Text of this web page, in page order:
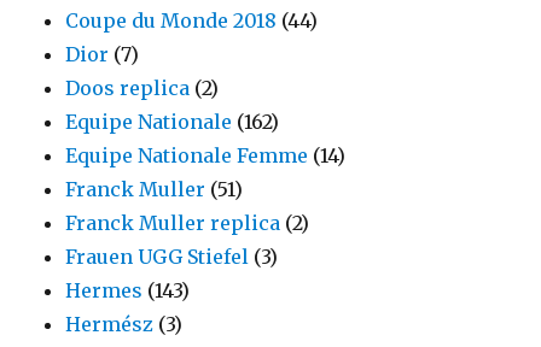
Coupe du Monde 2018 (44)
Dior (7)
Doos replica (2)
Equipe Nationale (162)
Equipe Nationale Femme (14)
Franck Muller (51)
Franck Muller replica (2)
Frauen UGG Stiefel (3)
Hermes (143)
Hermész (3)